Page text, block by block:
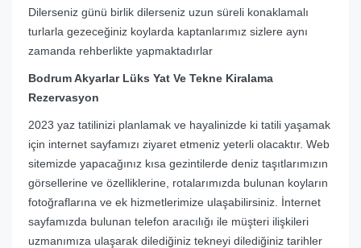
Dilerseniz günü birlik dilerseniz uzun süreli konaklamalı
turlarla gezeceğiniz koylarda kaptanlarımız sizlere aynı
zamanda rehberlikte yapmaktadırlar
Bodrum Akyarlar Lüks Yat Ve Tekne Kiralama
Rezervasyon
2023 yaz tatilinizi planlamak ve hayalinizde ki tatili yaşamak
için internet sayfamızı ziyaret etmeniz yeterli olacaktır. Web
sitemizde yapacağınız kısa gezintilerde deniz taşıtlarımızın
görsellerine ve özelliklerine, rotalarımızda bulunan koyların
fotoğraflarına ve ek hizmetlerimize ulaşabilirsiniz. İnternet
sayfamızda bulunan telefon aracılığı ile müşteri ilişkileri
uzmanımıza ulaşarak dilediğiniz tekneyi dilediğiniz tarihler